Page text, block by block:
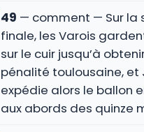
49 — comment — Sur la
finale, les Varois
sur le cuir jusqu’à
pénalité toulousaine, et
expédie alors le ballon
aux abords des quinze